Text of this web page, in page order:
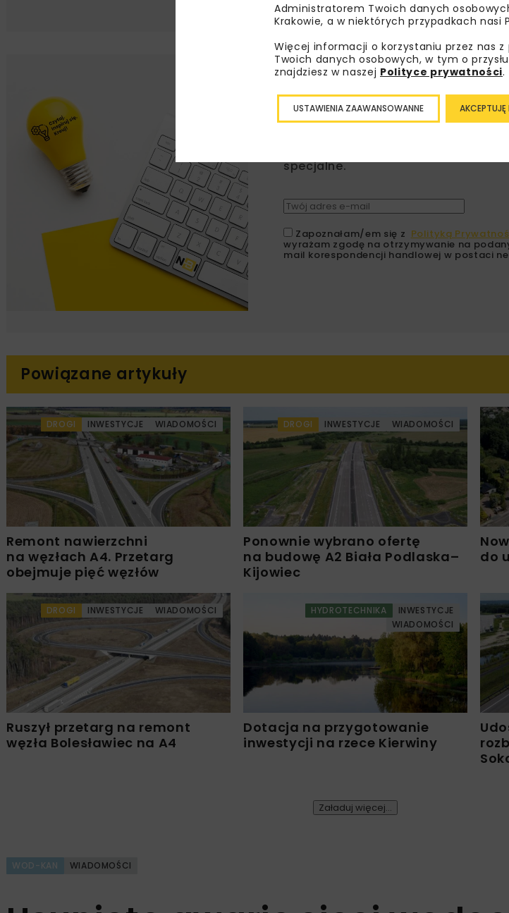
Lubisz wiedzieć
Zapisz się do newslettera aby
specjalne.
Zapoznałam/em się z Polityką
wyrażam zgodę na otrzymywanie na
mail korespondencji handlowej w postaci
Powiązane artykuły
DROGI INWESTYCJE WIADOMOŚCI
Remont nawierzchni
na węzłach A4. Przetarg
obejmuje pięć węzłów
DROGI INWESTYCJE WIADOMOŚCI
Ponownie wybrano ofertę
na budowę A2 Biała Podlaska–
Kijowiec
do
DROGI INWESTYCJE WIADOMOŚCI
Ruszył przetarg na remont
węzła Bolesławiec na A4
HYDROTECHNIKA
INWESTYCJE
WIADOMOŚCI
Dotacja na przygotowanie
inwestycji na rzece Kierwiny
Załaduj więcej...
WOD-KAN WIADOMOŚCI
Administratorem Twoich danych
Krakowie, a w niektórych przypadkach nasi
Więcej informacji o korzystaniu przez nas
Twoich danych osobowych, w tym o
znajdziesz w naszej Polityce prywatności.
USTAWIENIA ZAAWANSOWANNE